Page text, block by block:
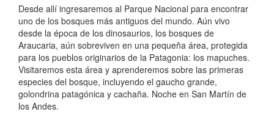
Desde allí ingresaremos al Parque Nacional para encontrar
uno de los bosques más antiguos del mundo. Aún vivo
desde la época de los dinosaurios, los bosques de
Araucaria, aún sobreviven en una pequeña área, protegida
para los pueblos originarios de la Patagonia: los mapuches.
Visitaremos esta área y aprenderemos sobre las primeras
especies del bosque, incluyendo el gaucho grande,
golondrina patagónica y cachaña. Noche en San Martín de
los Andes.